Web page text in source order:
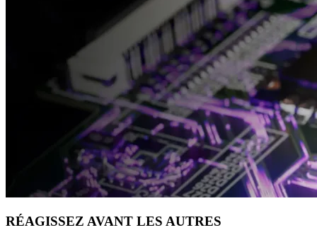
RÉAGISSEZ AVANT LES AUTRES